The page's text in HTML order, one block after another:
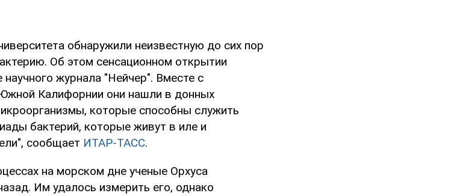
обнаружили неизвестную до сих пор
Об этом сенсационном открытии
журнала "Нейчер". Вместе с
Калифорнии они нашли в донных
которые способны служить
бактерий, которые живут в иле и
сообщает ИТАР-ТАСС.
на морском дне ученые Орхуса
Им удалось измерить его, однако